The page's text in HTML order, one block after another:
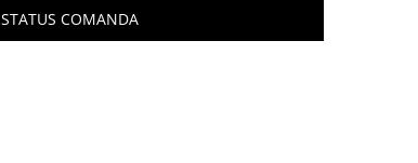
STATUS COMANDA